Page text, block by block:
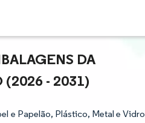
DA
(2026 - 2031)
e Papelão, Plástico, Metal e Vidro